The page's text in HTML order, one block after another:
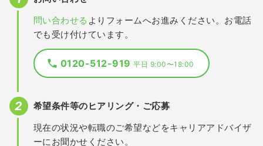
問い合わせる よりフォームへお進みください。お電話
でも受け付けています。
0120-512-919平日 9:00〜18:00
希望条件等のヒアリング・ご応募
現在の状況や転職のご希望などをキャリアアドバイザ
ーにお聞かせください。